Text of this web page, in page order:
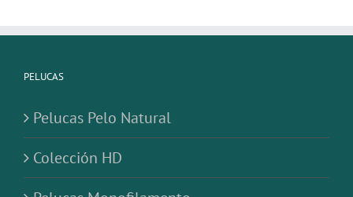
PELUCAS
Pelucas Pelo Natural
Colección HD